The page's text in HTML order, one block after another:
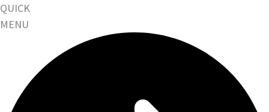
QUICK
MENU